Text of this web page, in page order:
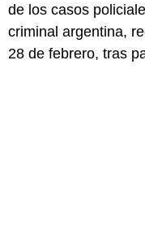
de los casos
criminal argentina,
28 de febrero, tras